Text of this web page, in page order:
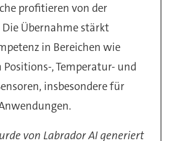
profitieren von der
Übernahme stärkt
in Bereichen wie
Positions-, Temperatur- und
insbesondere für
von Labrador AI generiert